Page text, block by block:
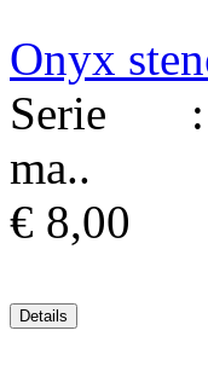
Onyx
Serie :
ma..
€ 8,00